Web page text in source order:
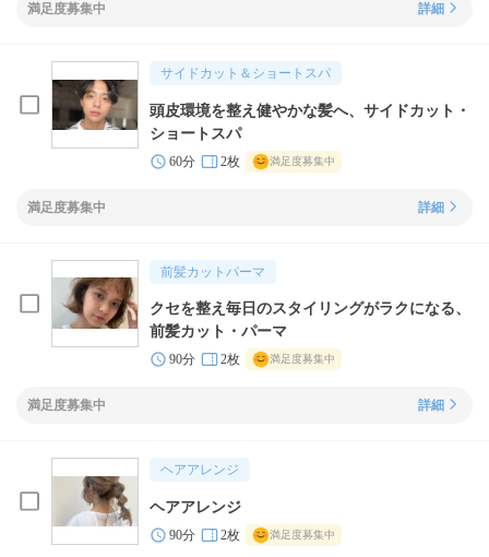
満足度募集中 詳細
サイドカット＆ショートスパ
頭皮環境を整え健やかな髪へ、サイドカット・
ショートスパ
60分 2枚 満足度募集中
満足度募集中 詳細
前髪カットパーマ
クセを整え毎日のスタイリングがラクになる、
前髪カット・パーマ
90分 2枚 満足度募集中
満足度募集中 詳細
ヘアアレンジ
ヘアアレンジ
90分 2枚 満足度募集中